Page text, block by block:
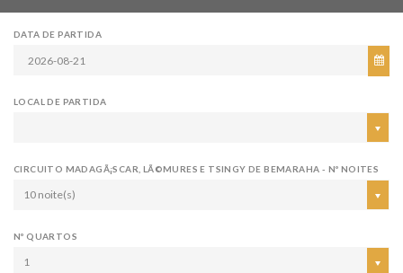
DATA DE PARTIDA
LOCAL DE PARTIDA
CIRCUITO MADAGÃ¡SCAR, LÃ©MURES E TSINGY DE BEMARAHA - Nº NOITES
10 noite(s)
Nº QUARTOS
1